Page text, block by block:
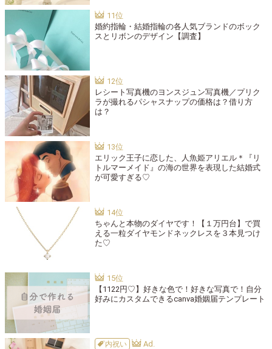
婚約指輪・結婚指輪の各人気ブランドのボック
スとリボンのデザイン【調査】
レシート写真機のヨンスジュン写真機／プリク
ラが撮れるパシャスナップの価格は？借り方
は？
エリック王子に恋した、人魚姫アリエル＊『リ
トルマーメイド』の海の世界を表現した結婚式
が可愛すぎる♡
ちゃんと本物のダイヤです！【１万円台】で買
える一粒ダイヤモンドネックレスを３本見つけ
た♡
【1122円♡】好きな色で！好きな写真で！自分
好みにカスタムできるcanva婚姻届テンプレート
内祝い